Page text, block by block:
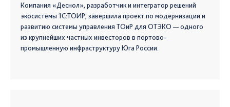
Компания «Деснол», разработчик и интегратор решений
экосистемы 1С:ТОИР, завершила проект по модернизации и
развитию системы управления ТОиР для ОТЭКО — одного
из крупнейших частных инвесторов в портово-
промышленную инфраструктуру Юга России.